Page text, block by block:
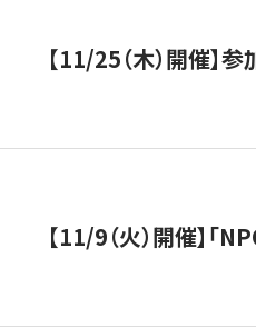
【11/25（木）開催】
【11/9（火）開催】